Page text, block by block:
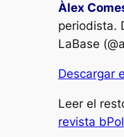
Àlex
periodista.
LaBase
Descargar
Leer el
revista